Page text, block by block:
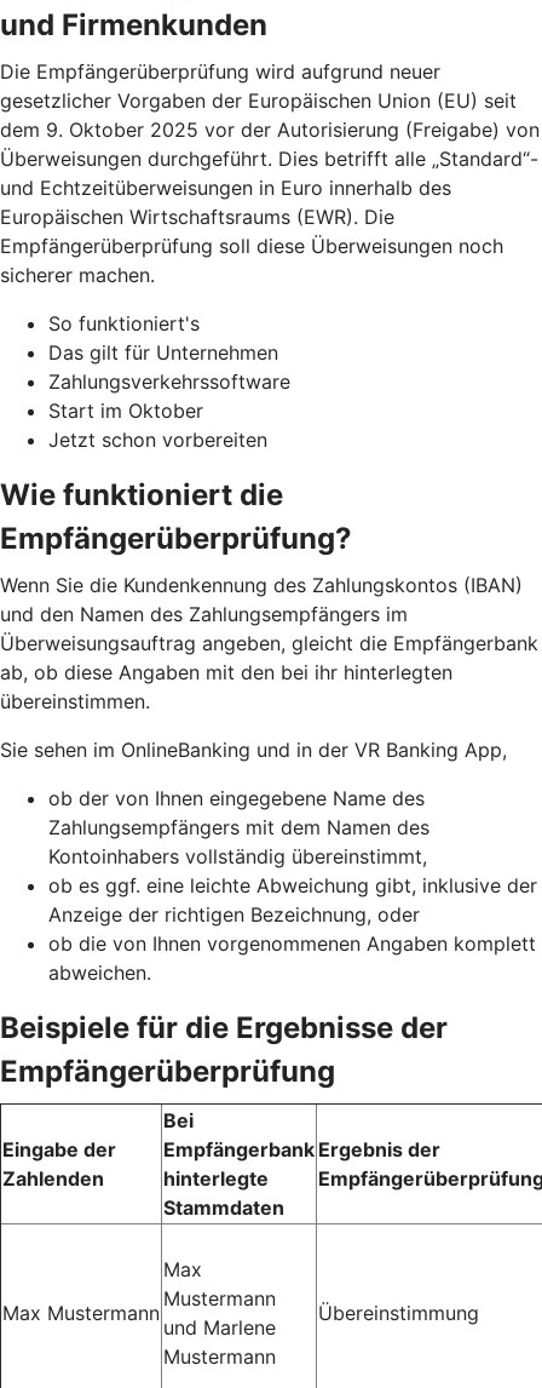
und Firmenkunden
Die Empfängerüberprüfung wird aufgrund neuer
gesetzlicher Vorgaben der Europäischen Union (EU) seit
dem 9. Oktober 2025 vor der Autorisierung (Freigabe) von
Überweisungen durchgeführt. Dies betrifft alle „Standard“-
und Echtzeitüberweisungen in Euro innerhalb des
Europäischen Wirtschaftsraums (EWR). Die
Empfängerüberprüfung soll diese Überweisungen noch
sicherer machen.
So funktioniert's
Das gilt für Unternehmen
Zahlungsverkehrssoftware
Start im Oktober
Jetzt schon vorbereiten
Wie funktioniert die
Empfängerüberprüfung?
Wenn Sie die Kundenkennung des Zahlungskontos (IBAN)
und den Namen des Zahlungsempfängers im
Überweisungsauftrag angeben, gleicht die Empfängerbank
ab, ob diese Angaben mit den bei ihr hinterlegten
übereinstimmen.
Sie sehen im OnlineBanking und in der VR Banking App,
ob der von Ihnen eingegebene Name des
Zahlungsempfängers mit dem Namen des
Kontoinhabers vollständig übereinstimmt,
ob es ggf. eine leichte Abweichung gibt, inklusive der
Anzeige der richtigen Bezeichnung, oder
ob die von Ihnen vorgenommenen Angaben komplett
abweichen.
Beispiele für die Ergebnisse der
Empfängerüberprüfung
Eingabe der
Zahlenden
Bei
Empfängerbank
hinterlegte
Stammdaten
Ergebnis der
Max Mustermann
Max
Mustermann
und Marlene
Mustermann
Übereinstimmung